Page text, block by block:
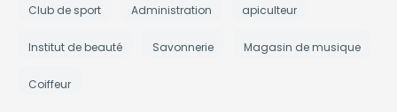
Club de sport Administration apiculteur
Institut de beauté Savonnerie Magasin de musique
Coiffeur